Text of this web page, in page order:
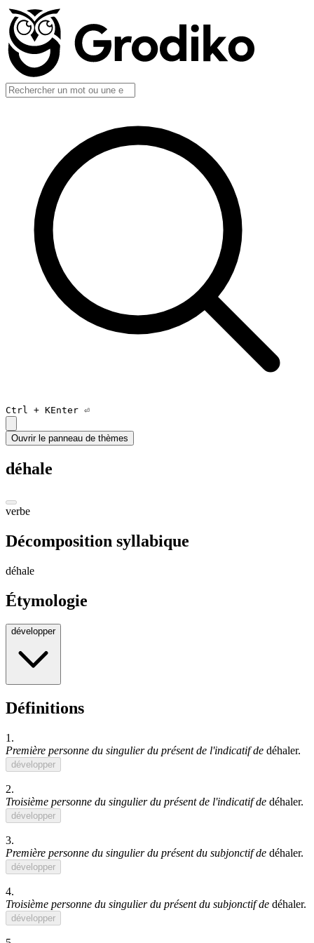
Ctrl + KEnter ⏎
Ouvrir le panneau de thèmes
déhale
verbe
Décomposition syllabique
déhale
Étymologie
développer
Définitions
1.
Première personne du singulier du présent de l'indicatif de déhaler.
développer
2.
Troisième personne du singulier du présent de l'indicatif de déhaler.
développer
3.
Première personne du singulier du présent du subjonctif de déhaler.
développer
4.
Troisième personne du singulier du présent du subjonctif de déhaler.
développer